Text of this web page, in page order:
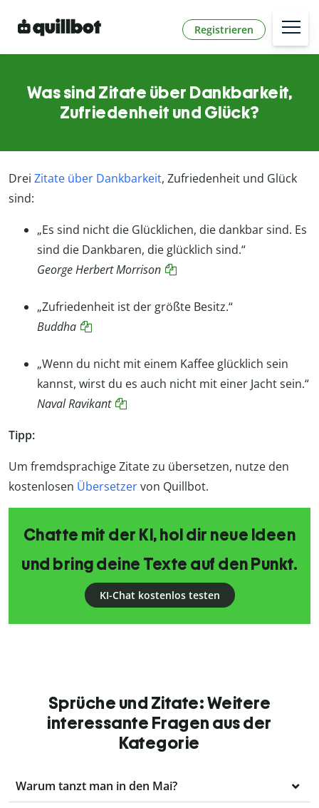
Registrieren
Was sind Zitate über Dankbarkeit,
Zufriedenheit und Glück?
Drei Zitate über Dankbarkeit, Zufriedenheit und Glück
sind:
„Es sind nicht die Glücklichen, die dankbar sind. Es
sind die Dankbaren, die glücklich sind.“
George Herbert Morrison
„Zufriedenheit ist der größte Besitz.“
Buddha
„Wenn du nicht mit einem Kaffee glücklich sein
kannst, wirst du es auch nicht mit einer Jacht sein.“
Naval Ravikant
Tipp:
Um fremdsprachige Zitate zu übersetzen, nutze den
kostenlosen Übersetzervon Quillbot.
Chatte mit der KI, hol dir neue Ideen
und bring deine Texte auf den Punkt.
KI-Chat kostenlos testen
Sprüche und Zitate: Weitere
interessante Fragen aus der
Kategorie
Warum tanzt man in den Mai?